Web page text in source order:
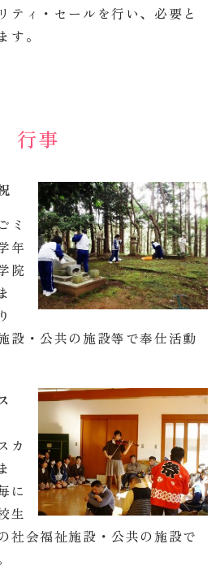
ティ・セールを行い、必要と
す。
行事
ミ
年
院
設・公共の施設等で奉仕活動
カ
に
生
社会福祉施設・公共の施設で